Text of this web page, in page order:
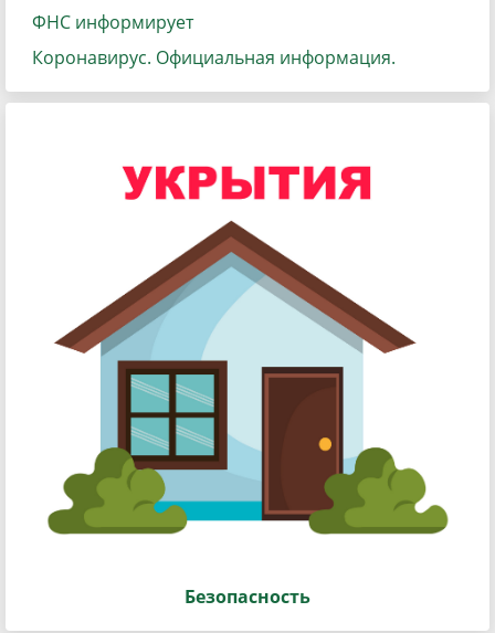
ФНС информирует
Коронавирус. Официальная информация.
Безопасность